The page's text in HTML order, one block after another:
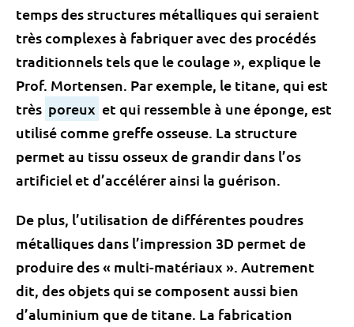
temps des structures métalliques qui seraient
très complexes à fabriquer avec des procédés
traditionnels tels que le coulage », explique le
Prof. Mortensen. Par exemple, le titane, qui est
très poreux et qui ressemble à une éponge, est
utilisé comme greffe osseuse. La structure
permet au tissu osseux de grandir dans l’os
artificiel et d’accélérer ainsi la guérison.
De plus, l’utilisation de différentes poudres
métalliques dans l’impression 3D permet de
produire des « multi-matériaux ». Autrement
dit, des objets qui se composent aussi bien
d’aluminium que de titane. La fabrication